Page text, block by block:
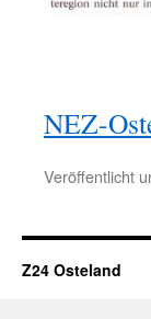
NEZ-
Veröffentlicht
Z24 Osteland